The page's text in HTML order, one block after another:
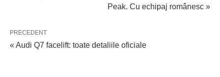
Peak. Cu echipaj românesc »
PRECEDENT
« Audi Q7 facelift: toate detaliile oficiale